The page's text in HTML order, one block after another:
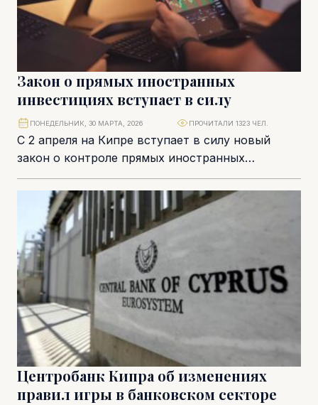
Закон о прямых иностранных
инвестициях вступает в силу
С 2 апреля на Кипре вступает в силу новый
закон о контроле прямых иностранных
инвестиций, впервые вводящий полноценный
механизм их...
ПОНЕДЕЛЬНИК, 30 МАРТА, 2026 ПРОЧИТАЛИ 1323 ЧЕЛ.
Центробанк Кипра об изменениях
правил игры в банковском секторе